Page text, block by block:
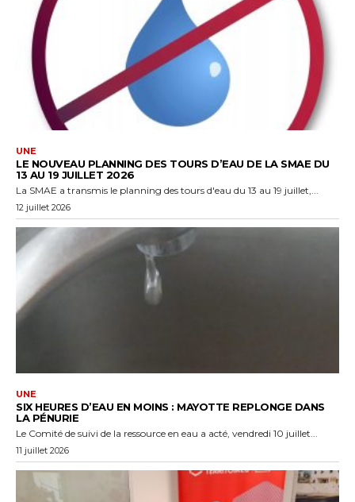
UNE
LE NOUVEAU PLANNING DES TOURS D’EAU DE LA SMAE DU
13 AU 19 JUILLET 2026
La SMAE a transmis le planning des tours d'eau du 13 au 19 juillet,...
12 juillet 2026
UNE
SIX HEURES D’EAU EN MOINS : MAYOTTE REPLONGE DANS
LA PÉNURIE
Le Comité de suivi de la ressource en eau a acté, vendredi 10 juillet...
11 juillet 2026